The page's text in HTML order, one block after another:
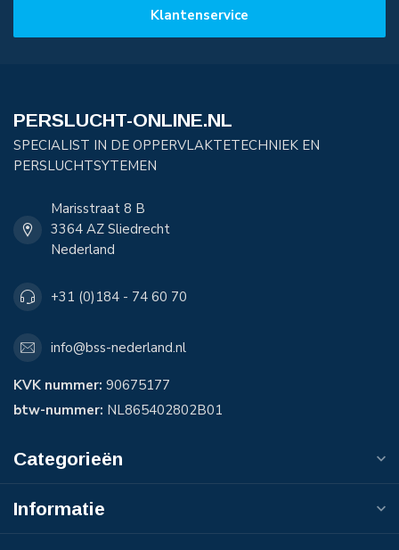
Klantenservice
PERSLUCHT-ONLINE.NL
SPECIALIST IN DE OPPERVLAKTETECHNIEK EN
PERSLUCHTSYTEMEN
Marisstraat 8 B
3364 AZ Sliedrecht
Nederland
+31 (0)184 - 74 60 70
info@bss-nederland.nl
KVK nummer: 90675177
btw-nummer: NL865402802B01
Categorieën
Informatie